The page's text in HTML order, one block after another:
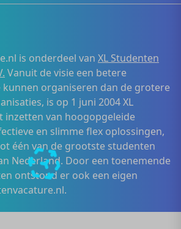
is onderdeel van XL Studenten
Vanuit de visie een betere
organiseren dan de grotere
is op 1 juni 2004 XL
inzetten van hoogopgeleide
en slimme flex oplossingen,
één van de grootste studenten
Nederland. Door een toenemende
ontstond er ook een eigen